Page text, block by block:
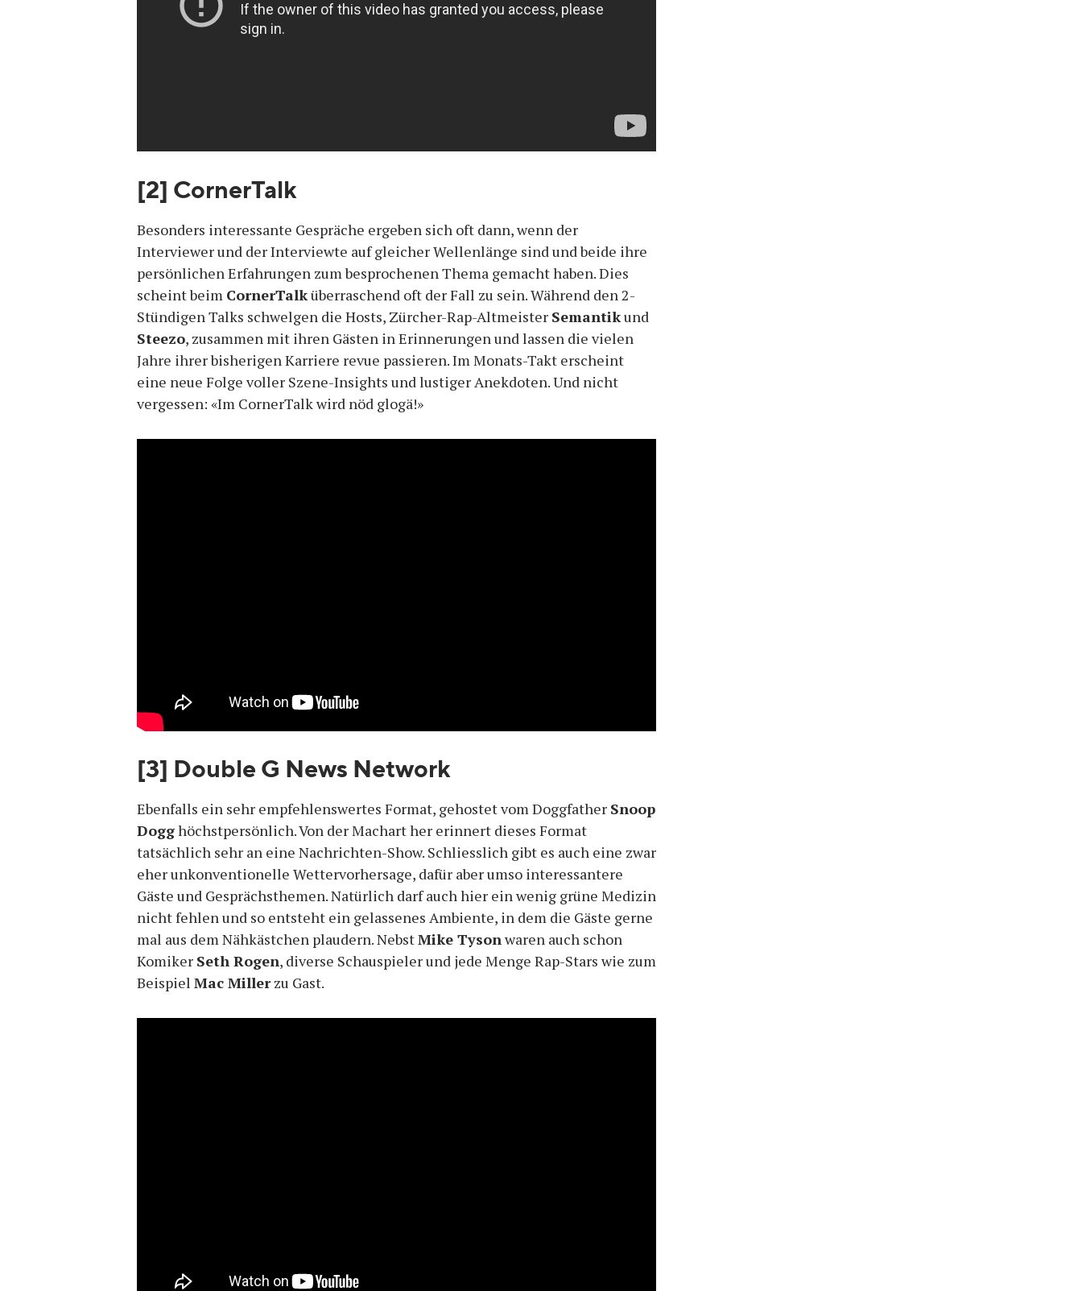
[2] CornerTalk
Besonders interessante Gespräche ergeben sich oft dann, wenn der
Interviewer und der Interviewte auf gleicher Wellenlänge sind und beide ihre
persönlichen Erfahrungen zum besprochenen Thema gemacht haben. Dies
scheint beim CornerTalküberraschend oft der Fall zu sein. Während den 2-
Stündigen Talks schwelgen die Hosts, Zürcher-Rap-Altmeister Semantikund
Steezo, zusammen mit ihren Gästen in Erinnerungen und lassen die vielen
Jahre ihrer bisherigen Karriere revue passieren. Im Monats-Takt erscheint
eine neue Folge voller Szene-Insights und lustiger Anekdoten. Und nicht
vergessen: «Im CornerTalk wird nöd glogä!»
[3] Double G News Network
Ebenfalls ein sehr empfehlenswertes Format, gehostet vom Doggfather Snoop
Dogghöchstpersönlich. Von der Machart her erinnert dieses Format
tatsächlich sehr an eine Nachrichten-Show. Schliesslich gibt es auch eine zwar
eher unkonventionelle Wettervorhersage, dafür aber umso interessantere
Gäste und Gesprächsthemen. Natürlich darf auch hier ein wenig grüne Medizin
nicht fehlen und so entsteht ein gelassenes Ambiente, in dem die Gäste gerne
mal aus dem Nähkästchen plaudern. NebstMike Tysonwaren auch schon
Komiker Seth Rogen, diverse Schauspieler und jede Menge Rap-Stars wie zum
Beispiel Mac Millerzu Gast.